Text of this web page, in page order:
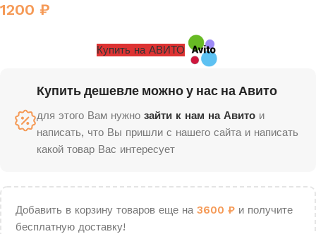
1200 ₽
Купить на АВИТО
Купить дешевле можно у нас на Авито
для этого Вам нужно зайти к нам на Авито и
написать, что Вы пришли с нашего сайта и написать
какой товар Вас интересует
Добавить в корзину товаров еще на 3600 ₽ и получите
бесплатную доставку!